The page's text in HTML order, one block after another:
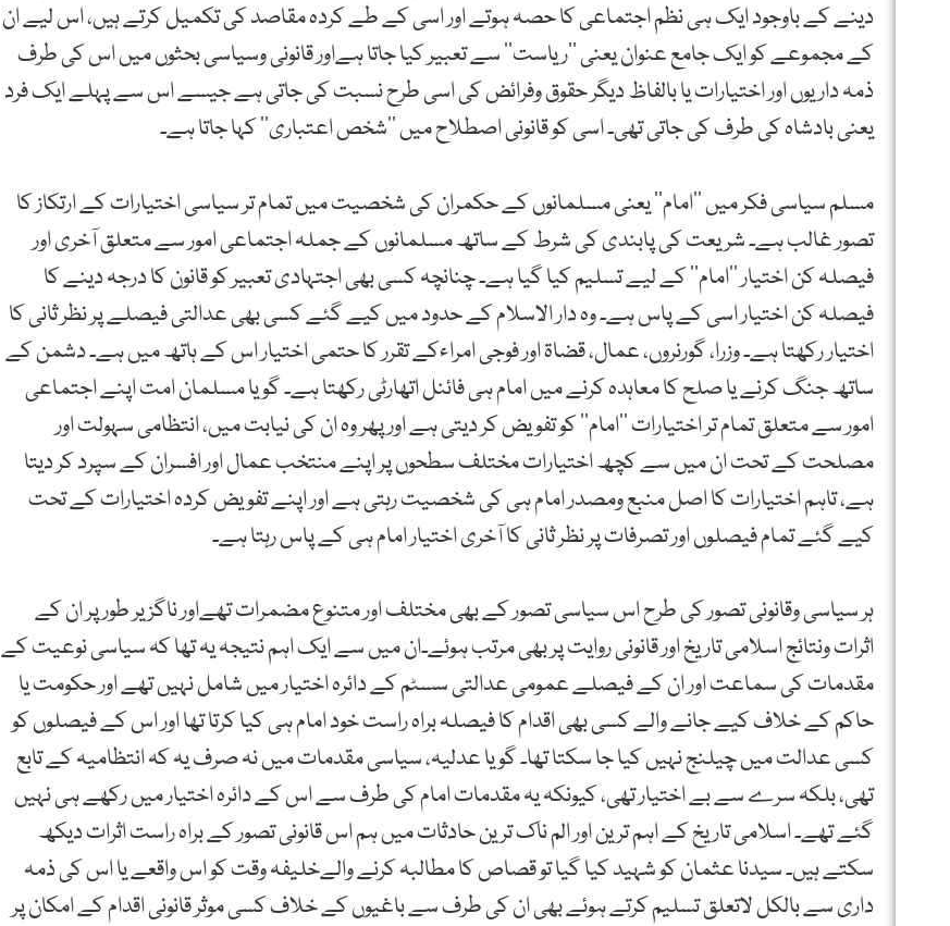
دینے کے باوجود ایک ہی نظم اجتماعی کا حصہ ہوتے اور اسی کے طے کردہ مقاصد کی تکمیل کرتے ہیں، اس لیے ان
کے مجموعے کو ایک جامع عنوان یعنی ’’ریاست’’ سے تعبیر کیا جاتا ہےاور قانونی وسیاسی بحثوں میں اس کی طرف
ذمہ داریوں اور اختیارات یا بالفاظ دیگر حقوق وفرائض کی اسی طرح نسبت کی جاتی ہے جیسے اس سے پہلے ایک فرد
یعنی بادشاہ کی طرف کی جاتی تھی۔ اسی کو قانونی اصطلاح میں ’’شخص اعتباری’’ کہا جاتا ہے۔
مسلم سیاسی فکر میں ’’امام’’ یعنی مسلمانوں کے حکمران کی شخصیت میں تمام تر سیاسی اختیارات کے ارتکاز کا
تصور غالب ہے۔ شریعت کی پابندی کی شرط کے ساتھ مسلمانوں کے جملہ اجتماعی امور سے متعلق آخری اور
فیصلہ کن اختیار ’’امام’’ کے لیے تسلیم کیا گیا ہے۔ چنانچہ کسی بھی اجتہادی تعبیر کو قانون کا درجہ دینے کا
فیصلہ کن اختیار اسی کے پاس ہے۔ وہ دار الاسلام کے حدود میں کیے گئے کسی بھی عدالتی فیصلے پر نظر ثانی کا
اختیار رکھتا ہے۔ وزرا، گورنروں، عمال، قضاۃ اور فوجی امراءکے تقرر کا حتمی اختیار اس کے ہاتھ میں ہے۔ دشمن کے
ساتھ جنگ کرنے یا صلح کا معاہدہ کرنے میں امام ہی فائنل اتھارٹی رکھتا ہے۔ گویا مسلمان امت اپنے اجتماعی
امور سے متعلق تمام تر اختیارات ’’امام’’ کو تفویض کر دیتی ہے اور پھر وہ ان کی نیابت میں، انتظامی سہولت اور
مصلحت کے تحت ان میں سے کچھ اختیارات مختلف سطحوں پر اپنے منتخب عمال اور افسران کے سپرد کر دیتا
ہے، تاہم اختیارات کا اصل منبع ومصدر امام ہی کی شخصیت رہتی ہے اور اپنے تفویض کردہ اختیارات کے تحت
کیے گئے تمام فیصلوں اور تصرفات پر نظر ثانی کا آخری اختیار امام ہی کے پاس رہتا ہے۔
ہر سیاسی وقانونی تصور کی طرح اس سیاسی تصور کے بھی مختلف اور متنوع مضمرات تھےاور ناگزیر طور پر ان کے
اثرات ونتائج اسلامی تاریخ اور قانونی روایت پر بھی مرتب ہوئے۔ان میں سے ایک اہم نتیجہ یہ تھا کہ سیاسی نوعیت کے
مقدمات کی سماعت اور ان کے فیصلے عمومی عدالتی سسٹم کے دائرہ اختیار میں شامل نہیں تھے اور حکومت یا
حاکم کے خلاف کیے جانے والے کسی بھی اقدام کا فیصلہ براہ راست خود امام ہی کیا کرتا تھا اور اس کے فیصلوں کو
کسی عدالت میں چیلنج نہیں کیا جا سکتا تھا۔ گویا عدلیہ، سیاسی مقدمات میں نہ صرف یہ کہ انتظامیہ کے تابع
تھی، بلکہ سرے سے بے اختیار تھی، کیونکہ یہ مقدمات امام کی طرف سے اس کے دائرہ اختیار میں رکھے ہی نہیں
گئے تھے۔ اسلامی تاریخ کے اہم ترین اور الم ناک ترین حادثات میں ہم اس قانونی تصور کے براہ راست اثرات دیکھ
سکتے ہیں۔ سیدنا عثمان کو شہید کیا گیا تو قصاص کا مطالبہ کرنے والےخلیفہ وقت کو اس واقعے یا اس کی ذمہ
داری سے بالکل لاتعلق تسلیم کرتے ہوئے بھی ان کی طرف سے باغیوں کے خلاف کسی موثر قانونی اقدام کے امکان پر